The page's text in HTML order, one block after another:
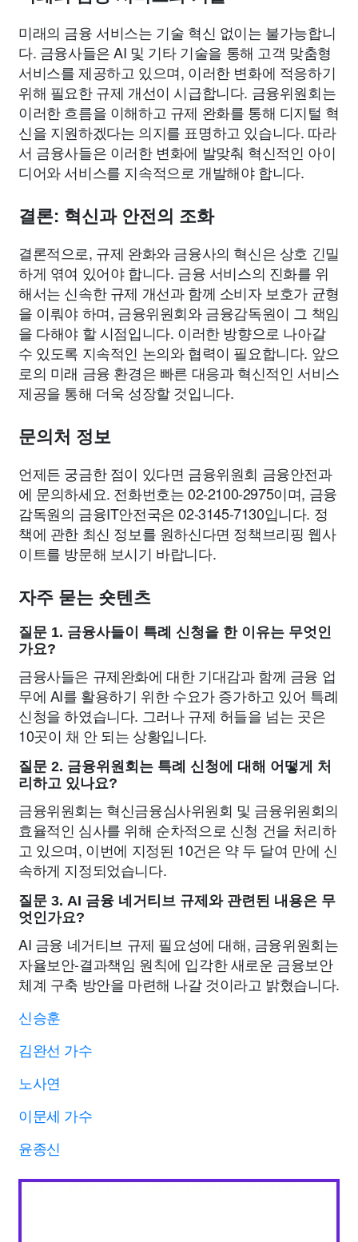
미래의 금융 서비스는 기술 혁신 없이는 불가능합니
다. 금융사들은 AI 및 기타 기술을 통해 고객 맞춤형
서비스를 제공하고 있으며, 이러한 변화에 적응하기
위해 필요한 규제 개선이 시급합니다. 금융위원회는
이러한 흐름을 이해하고 규제 완화를 통해 디지털 혁
신을 지원하겠다는 의지를 표명하고 있습니다. 따라
서 금융사들은 이러한 변화에 발맞춰 혁신적인 아이
디어와 서비스를 지속적으로 개발해야 합니다.
결론: 혁신과 안전의 조화
결론적으로, 규제 완화와 금융사의 혁신은 상호 긴밀
하게 엮여 있어야 합니다. 금융 서비스의 진화를 위
해서는 신속한 규제 개선과 함께 소비자 보호가 균형
을 이뤄야 하며, 금융위원회와 금융감독원이 그 책임
을 다해야 할 시점입니다. 이러한 방향으로 나아갈
수 있도록 지속적인 논의와 협력이 필요합니다. 앞으
로의 미래 금융 환경은 빠른 대응과 혁신적인 서비스
제공을 통해 더욱 성장할 것입니다.
문의처 정보
언제든 궁금한 점이 있다면 금융위원회 금융안전과
에 문의하세요. 전화번호는 02-2100-2975이며, 금융
감독원의 금융IT안전국은 02-3145-7130입니다. 정
책에 관한 최신 정보를 원하신다면 정책브리핑 웹사
이트를 방문해 보시기 바랍니다.
자주 묻는 숏텐츠
질문 1. 금융사들이 특례 신청을 한 이유는 무엇인
가요?
금융사들은 규제완화에 대한 기대감과 함께 금융 업
무에 AI를 활용하기 위한 수요가 증가하고 있어 특례
신청을 하였습니다. 그러나 규제 허들을 넘는 곳은
10곳이 채 안 되는 상황입니다.
질문 2. 금융위원회는 특례 신청에 대해 어떻게 처
리하고 있나요?
금융위원회는 혁신금융심사위원회 및 금융위원회의
효율적인 심사를 위해 순차적으로 신청 건을 처리하
고 있으며, 이번에 지정된 10건은 약 두 달여 만에 신
속하게 지정되었습니다.
질문 3. AI 금융 네거티브 규제와 관련된 내용은 무
엇인가요?
AI 금융 네거티브 규제 필요성에 대해, 금융위원회는
자율보안-결과책임 원칙에 입각한 새로운 금융보안
체계 구축 방안을 마련해 나갈 것이라고 밝혔습니다.
신승훈
김완선 가수
노사연
이문세 가수
윤종신